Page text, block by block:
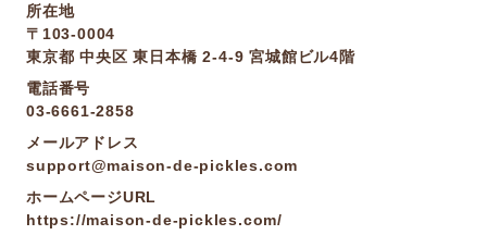
所在地
〒103-0004
東京都 中央区 東日本橋 2-4-9 宮城館ビル4階
電話番号
03-6661-2858
メールアドレス
support@maison-de-pickles.com
ホームページURL
https://maison-de-pickles.com/